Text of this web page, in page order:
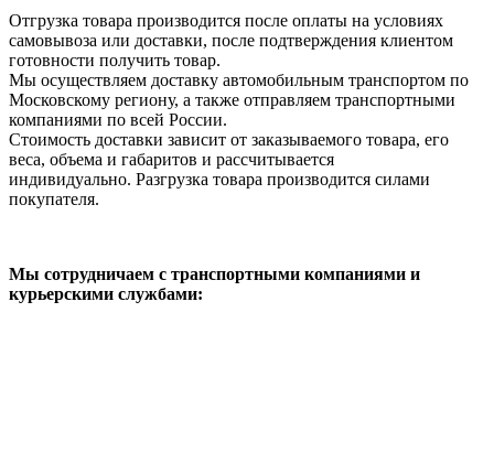
Отгрузка товара производится после оплаты на условиях
самовывоза или доставки, после подтверждения клиентом
готовности получить товар.
Мы осуществляем доставку автомобильным транспортом по
Московскому региону, а также отправляем транспортными
компаниями по всей России.
Стоимость доставки зависит от заказываемого товара, его
веса, объема и габаритов и рассчитывается
индивидуально. Разгрузка товара производится силами
покупателя.
Мы сотрудничаем с транспортными компаниями и
курьерскими службами: